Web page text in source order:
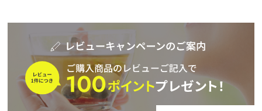
詳細検索
キーワードで探す
水出しお試し ルイボスカモミール仙鶴草 深蒸し茶業務用大容量